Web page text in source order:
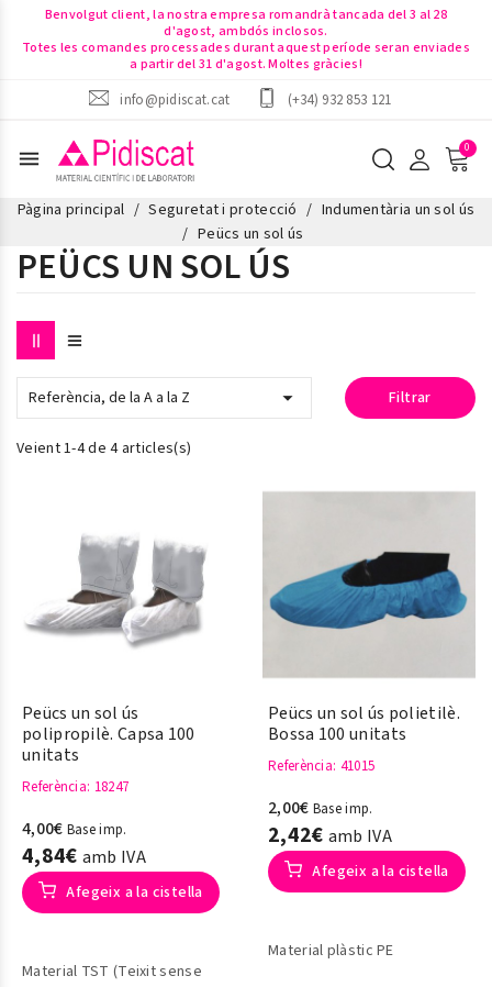
Benvolgut client, la nostra empresa romandrà tancada del 3 al 28
d'agost, ambdós inclosos.
Totes les comandes processades durant aquest període seran enviades
a partir del 31 d'agost. Moltes gràcies!
info@pidiscat.cat
(+34) 932 853 121
menu
Pàgina principal Seguretat i protecció
Indumentària un sol ús
Peücs un sol ús
PEÜCS UN SOL ÚS
Referència, de la A a la Z  Filtrar
Veient 1-4 de 4 articles(s)
Peücs un sol ús
polipropilè. Capsa 100
unitats
Referència: 18247
4,00€ Base imp.
4,84€ amb IVA
Afegeix a la cistella
Material TST (Teixit sense
Peücs un sol ús polietilè.
Bossa 100 unitats
Referència: 41015
2,00€ Base imp.
2,42€ amb IVA
Afegeix a la cistella
Material plàstic PE